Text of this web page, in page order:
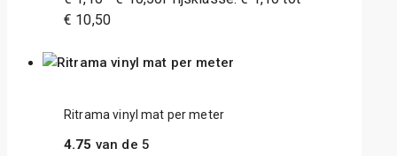
€ 10,50
Ritrama vinyl mat per meter
4.75 van de 5